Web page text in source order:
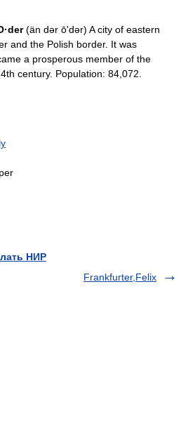
(än dər ōʹdər) A city of eastern
and the Polish border. It was
a prosperous member of the
century. Population: 84,072.
НИР
Frankfurter,Felix